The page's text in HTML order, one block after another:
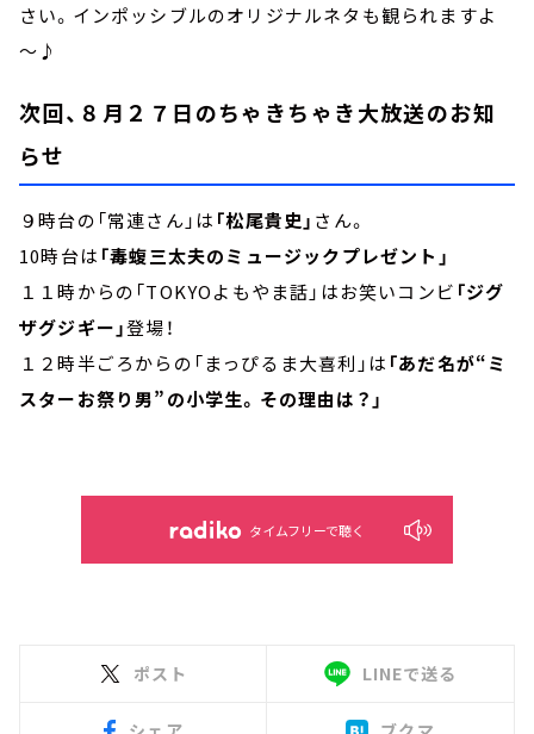
さい。インポッシブルのオリジナルネタも観られますよ
～♪
次回、８月２７日のちゃきちゃき大放送のお知
らせ
９時台の「常連さん」は 「松尾貴史」 さん。
10時台は 「毒蝮三太夫のミュージックプレゼント」
１１時からの「TOKYOよもやま話」はお笑いコンビ 「ジグ
ザグジギー」登場！
１２時半ごろからの「まっぴるま大喜利」は 「あだ名が“ミ
スターお祭り男”の小学生。その理由は？」
タイムフリーで聴く
ポスト LINEで送る